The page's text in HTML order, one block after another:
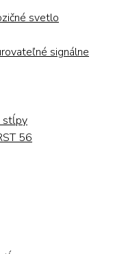
svetlo
signálne
stĺpy
56